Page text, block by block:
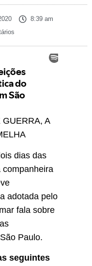
8:39 am
GUERRA, A
dias das
companheira
adotada pelo
fala sobre
Paulo.
seguintes